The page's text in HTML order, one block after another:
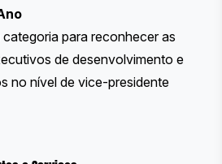
para reconhecer as
de desenvolvimento e
no nível de vice-presidente